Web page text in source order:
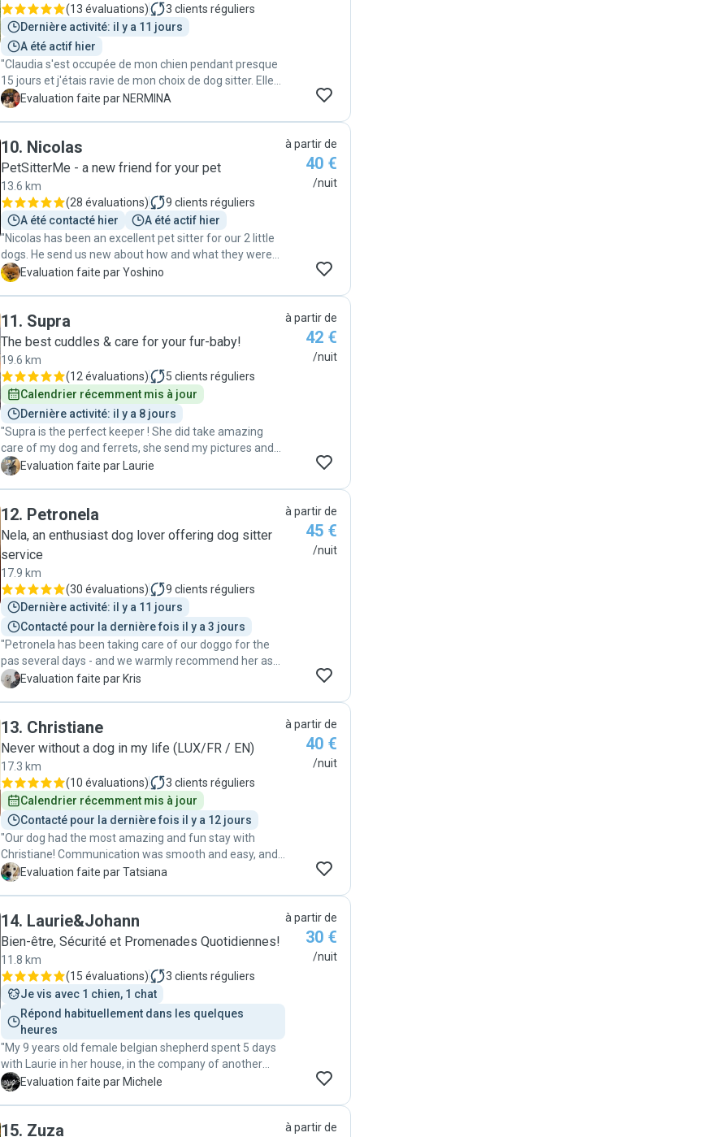
(13 évaluations) 3 clients réguliers
Dernière activité: il y a 11 jours
A été actif hier
"Claudia s'est occupée de mon chien pendant presque
15 jours et j'étais ravie de mon choix de dog sitter. Elle
m'envoyée tous les jours des photos et vidéo ce qui m'a
Je recommande vivement Claudia à tout le monde qui
cherche un dog sitter fiable .Claudia,merci d'avoir pris si
N Evaluation faite par NERMINA
10. Nicolas
PetSitterMe - a new friend for your pet
13.6 km
(28 évaluations) 9 clients réguliers
A été contacté hier
A été actif hier
"Nicolas has been an excellent pet sitter for our 2 little
dogs. He send us new about how and what they were
doing multiple times per day, with very beautiful
Y Evaluation faite par Yoshino
à partir de
40 €
/nuit
11. Supra
The best cuddles & care for your fur-baby!
19.6 km
(12 évaluations) 5 clients réguliers
Calendrier récemment mis à jour
Dernière activité: il y a 8 jours
"Supra is the perfect keeper ! She did take amazing
care of my dog and ferrets, she send my pictures and
movies during the time she took care of them ☺️ I highly
L Evaluation faite par Laurie
à partir de
42 €
/nuit
12. Petronela
Nela, an enthusiast dog lover offering dog sitter
service
17.9 km
(30 évaluations) 9 clients réguliers
Dernière activité: il y a 11 jours
Contacté pour la dernière fois il y a 3 jours
"Petronela has been taking care of our doggo for the
pas several days - and we warmly recommend her as
sitter for your pet! She is easy to communicate with,
amazing experience for us to entrust Petronela with
our pet, whom has been incredibly well taken care of
and loved as much as you would expect. It was also
reassuring to receive regular updates from Petronela
throughout these days and to see that our pet has been
happier than ever. Thank you, Petronela, we'll be glad to
return!"
K Evaluation faite par Kris
à partir de
45 €
/nuit
13. Christiane
Never without a dog in my life (LUX/FR / EN)
17.3 km
(10 évaluations) 3 clients réguliers
Calendrier récemment mis à jour
Contacté pour la dernière fois il y a 12 jours
"Our dog had the most amazing and fun stay with
Christiane! Communication was smooth and easy, and
we received daily updates with pictures and videos,
forests, clearly enjoying every moment. Christiane is
incredibly kind, caring, and truly loves dogs. We're so
happy to have met her and her lovely dog, Meyla, who
became a great friend to ours. We couldn’t have asked
for a better experience! "
T Evaluation faite par Tatsiana
à partir de
40 €
/nuit
14. Laurie&Johann
Bien-être, Sécurité et Promenades Quotidiennes!
11.8 km
(15 évaluations) 3 clients réguliers
Je vis avec 1 chien, 1 chat
Répond habituellement dans les quelques
heures
"My 9 years old female belgian shepherd spent 5 days
with Laurie in her house, in the company of another
dog. She sent me every day pictures of the dog walking
Overall my dog looked very happy after the period, so I
M Evaluation faite par Michele
à partir de
30 €
/nuit
15. Zuza à partir de